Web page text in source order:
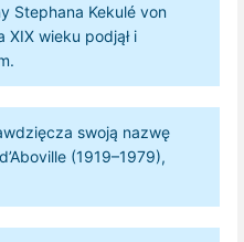
Stephana Kekulé von
wieku podjął i
swoją nazwę
(1919–1979),